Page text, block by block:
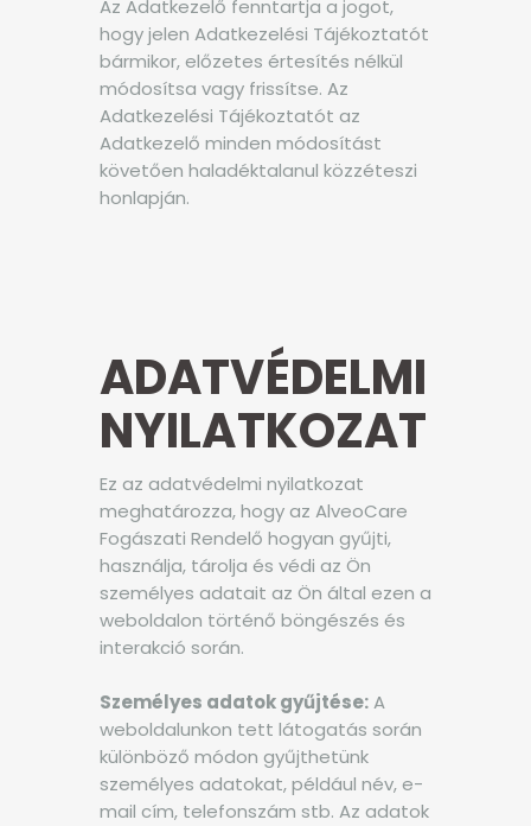
Az Adatkezelő fenntartja a jogot,
hogy jelen Adatkezelési Tájékoztatót
bármikor, előzetes értesítés nélkül
módosítsa vagy frissítse. Az
Adatkezelési Tájékoztatót az
Adatkezelő minden módosítást
követően haladéktalanul közzéteszi
honlapján.
ADATVÉDELMI
NYILATKOZAT
Ez az adatvédelmi nyilatkozat
meghatározza, hogy az AlveoCare
Fogászati Rendelő hogyan gyűjti,
használja, tárolja és védi az Ön
személyes adatait az Ön által ezen a
weboldalon történő böngészés és
interakció során.
Személyes adatok gyűjtése:A
weboldalunkon tett látogatás során
különböző módon gyűjthetünk
személyes adatokat, például név, e-
mail cím, telefonszám stb. Az adatok